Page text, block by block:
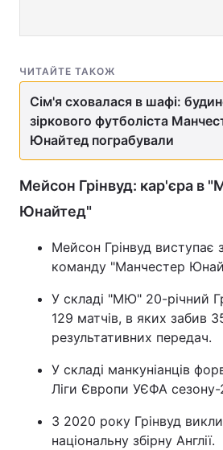
ЧИТАЙТЕ ТАКОЖ
Сім'я сховалася в шафі:
зіркового футболіста
Юнайтед пограбували
Мейсон Грінвуд: кар'єра в
Юнайтед"
Мейсон Грінвуд виступає
команду "Манчестер
У складі "МЮ" 20-річний
129 матчів, в яких забив
результативних передач.
У складі манкуніанців
Ліги Європи УЄФА
З 2020 року Грінвуд
національну збірну Англії.